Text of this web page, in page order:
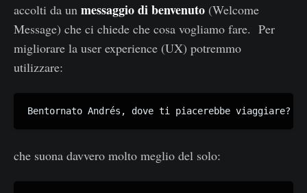
accolti da un messaggio di benvenuto (Welcome
Message) che ci chiede che cosa vogliamo fare. Per
migliorare la user experience (UX) potremmo
utilizzare:
Bentornato Andrés, dove ti piacerebbe viaggiare?
che suona davvero molto meglio del solo: